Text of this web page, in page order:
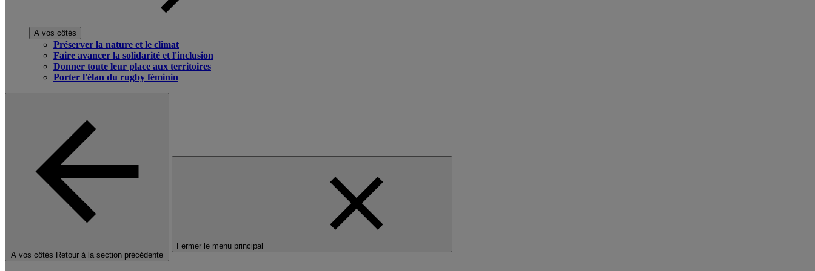
A vos côtés
Préserver la nature et le climat
Faire avancer la solidarité et l'inclusion
Donner toute leur place aux territoires
Porter l'élan du rugby féminin
A vos côtés Retour à la section précédente
Fermer le menu principal